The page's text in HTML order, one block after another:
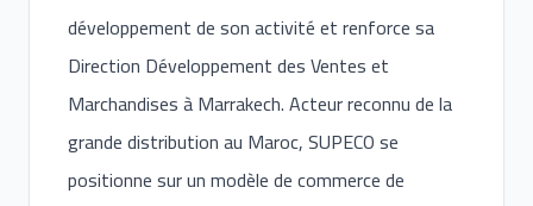
développement de son activité et renforce sa
Direction Développement des Ventes et
Marchandises à Marrakech. Acteur reconnu de la
grande distribution au Maroc, SUPECO se
positionne sur un modèle de commerce de